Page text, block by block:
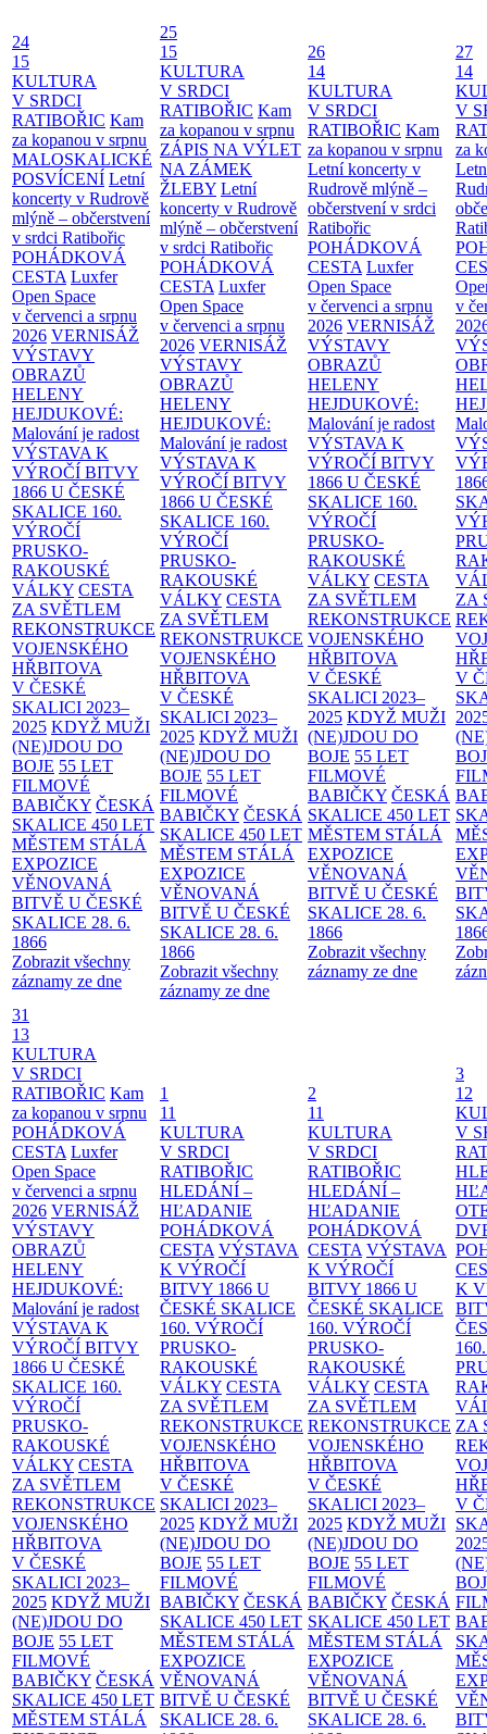
24
15
KULTURA
V SRDCI
RATIBOŘIC Kam
za kopanou v srpnu
MALOSKALICKÉ
POSVÍCENÍ Letní
koncerty v Rudrově
mlýně – občerstvení
v srdci Ratibořic
POHÁDKOVÁ
CESTA Luxfer
Open Space
v červenci a srpnu
2026 VERNISÁŽ
VÝSTAVY
OBRAZŮ
HELENY
HEJDUKOVÉ:
Malování je radost
VÝSTAVA K
VÝROČÍ BITVY
1866 U ČESKÉ
SKALICE 160.
VÝROČÍ
PRUSKO-
RAKOUSKÉ
VÁLKY CESTA
ZA SVĚTLEM
REKONSTRUKCE
VOJENSKÉHO
HŘBITOVA
V ČESKÉ
SKALICI 2023–
2025 KDYŽ MUŽI
(NE)JDOU DO
BOJE 55 LET
FILMOVÉ
BABIČKY ČESKÁ
SKALICE 450 LET
MĚSTEM STÁLÁ
EXPOZICE
VĚNOVANÁ
BITVĚ U ČESKÉ
SKALICE 28. 6.
1866
Zobrazit všechny
záznamy ze dne
25
15
KULTURA
V SRDCI
RATIBOŘIC Kam
za kopanou v srpnu
ZÁPIS NA VÝLET
NA ZÁMEK
ŽLEBY Letní
koncerty v Rudrově
mlýně – občerstvení
v srdci Ratibořic
POHÁDKOVÁ
CESTA Luxfer
Open Space
v červenci a srpnu
2026 VERNISÁŽ
VÝSTAVY
OBRAZŮ
HELENY
HEJDUKOVÉ:
Malování je radost
VÝSTAVA K
VÝROČÍ BITVY
1866 U ČESKÉ
SKALICE 160.
VÝROČÍ
PRUSKO-
RAKOUSKÉ
VÁLKY CESTA
ZA SVĚTLEM
REKONSTRUKCE
VOJENSKÉHO
HŘBITOVA
V ČESKÉ
SKALICI 2023–
2025 KDYŽ MUŽI
(NE)JDOU DO
BOJE 55 LET
FILMOVÉ
BABIČKY ČESKÁ
SKALICE 450 LET
MĚSTEM STÁLÁ
EXPOZICE
VĚNOVANÁ
BITVĚ U ČESKÉ
SKALICE 28. 6.
1866
Zobrazit všechny
záznamy ze dne
26
14
KULTURA
V SRDCI
RATIBOŘIC Kam
za kopanou v srpnu
Letní koncerty v
Rudrově mlýně –
občerstvení v srdci
Ratibořic
POHÁDKOVÁ
CESTA Luxfer
Open Space
v červenci a srpnu
2026 VERNISÁŽ
VÝSTAVY
OBRAZŮ
HELENY
HEJDUKOVÉ:
Malování je radost
VÝSTAVA K
VÝROČÍ BITVY
1866 U ČESKÉ
SKALICE 160.
VÝROČÍ
PRUSKO-
RAKOUSKÉ
VÁLKY CESTA
ZA SVĚTLEM
REKONSTRUKCE
VOJENSKÉHO
HŘBITOVA
V ČESKÉ
SKALICI 2023–
2025 KDYŽ MUŽI
(NE)JDOU DO
BOJE 55 LET
FILMOVÉ
BABIČKY ČESKÁ
SKALICE 450 LET
MĚSTEM STÁLÁ
EXPOZICE
VĚNOVANÁ
BITVĚ U ČESKÉ
SKALICE 28. 6.
1866
Zobrazit všechny
záznamy ze dne
27
14
V
za
v
ZA
V
31
13
KULTURA
V SRDCI
RATIBOŘIC Kam
za kopanou v srpnu
POHÁDKOVÁ
CESTA Luxfer
Open Space
v červenci a srpnu
2026 VERNISÁŽ
VÝSTAVY
OBRAZŮ
HELENY
HEJDUKOVÉ:
Malování je radost
VÝSTAVA K
VÝROČÍ BITVY
1866 U ČESKÉ
SKALICE 160.
VÝROČÍ
PRUSKO-
RAKOUSKÉ
VÁLKY CESTA
ZA SVĚTLEM
REKONSTRUKCE
VOJENSKÉHO
HŘBITOVA
V ČESKÉ
SKALICI 2023–
2025 KDYŽ MUŽI
(NE)JDOU DO
BOJE 55 LET
FILMOVÉ
BABIČKY ČESKÁ
SKALICE 450 LET
MĚSTEM STÁLÁ
1
11
KULTURA
V SRDCI
RATIBOŘIC
HLEDÁNÍ –
HĽADANIE
POHÁDKOVÁ
CESTA VÝSTAVA
K VÝROČÍ
BITVY 1866 U
ČESKÉ SKALICE
160. VÝROČÍ
PRUSKO-
RAKOUSKÉ
VÁLKY CESTA
ZA SVĚTLEM
REKONSTRUKCE
VOJENSKÉHO
HŘBITOVA
V ČESKÉ
SKALICI 2023–
2025 KDYŽ MUŽI
(NE)JDOU DO
BOJE 55 LET
FILMOVÉ
BABIČKY ČESKÁ
SKALICE 450 LET
MĚSTEM STÁLÁ
EXPOZICE
VĚNOVANÁ
BITVĚ U ČESKÉ
SKALICE 28. 6.
2
11
KULTURA
V SRDCI
RATIBOŘIC
HLEDÁNÍ –
HĽADANIE
POHÁDKOVÁ
CESTA VÝSTAVA
K VÝROČÍ
BITVY 1866 U
ČESKÉ SKALICE
160. VÝROČÍ
PRUSKO-
RAKOUSKÉ
VÁLKY CESTA
ZA SVĚTLEM
REKONSTRUKCE
VOJENSKÉHO
HŘBITOVA
V ČESKÉ
SKALICI 2023–
2025 KDYŽ MUŽI
(NE)JDOU DO
BOJE 55 LET
FILMOVÉ
BABIČKY ČESKÁ
SKALICE 450 LET
MĚSTEM STÁLÁ
EXPOZICE
VĚNOVANÁ
BITVĚ U ČESKÉ
SKALICE 28. 6.
3
12
V
K
ZA
V